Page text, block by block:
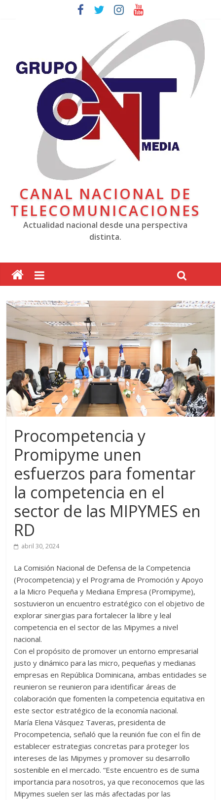
CANAL NACIONAL DE
TELECOMUNICACIONES
Actualidad nacional desde una perspectiva
distinta.
Procompetencia y
Promipyme unen
esfuerzos para fomentar
la competencia en el
sector de las MIPYMES en
RD
abril 30, 2024
La Comisión Nacional de Defensa de la Competencia
(Procompetencia) y el Programa de Promoción y Apoyo
a la Micro Pequeña y Mediana Empresa (Promipyme),
sostuvieron un encuentro estratégico con el objetivo de
explorar sinergias para fortalecer la libre y leal
competencia en el sector de las Mipymes a nivel
nacional.
Con el propósito de promover un entorno empresarial
justo y dinámico para las micro, pequeñas y medianas
empresas en República Dominicana, ambas entidades se
reunieron se reunieron para identificar áreas de
colaboración que fomenten la competencia equitativa en
este sector estratégico de la economía nacional.
María Elena Vásquez Taveras, presidenta de
Procompetencia, señaló que la reunión fue con el fin de
establecer estrategias concretas para proteger los
intereses de las Mipymes y promover su desarrollo
sostenible en el mercado. “Este encuentro es de suma
importancia para nosotros, ya que reconocemos que las
Mipymes suelen ser las más afectadas por las